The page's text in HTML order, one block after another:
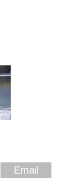
Email